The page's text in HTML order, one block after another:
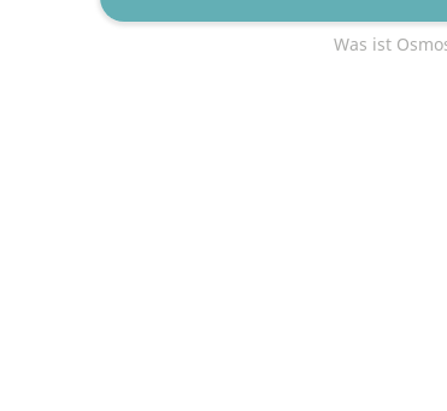
Was ist